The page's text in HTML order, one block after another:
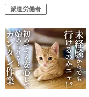
派遣労働者